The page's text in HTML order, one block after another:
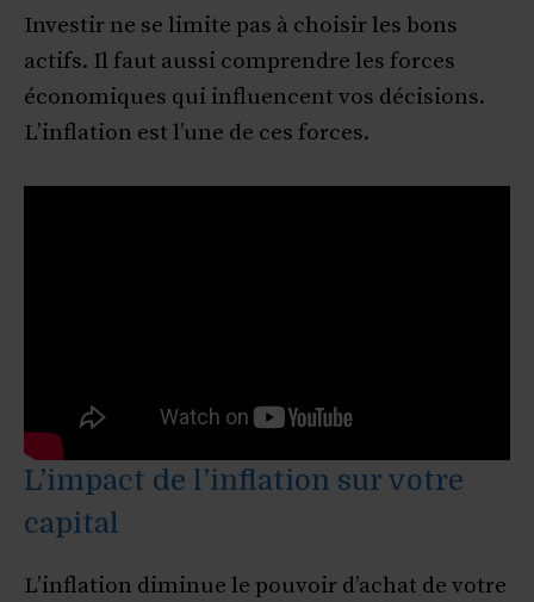
Investir ne se limite pas à choisir les bons
actifs. Il faut aussi comprendre les forces
économiques qui influencent vos décisions.
L’inflation est l’une de ces forces.
L’impact de l’inflation sur votre
capital
L’inflation diminue le pouvoir d’achat de votre